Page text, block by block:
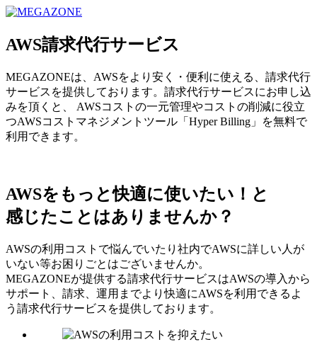
AWS請求代行サービス
MEGAZONEは、AWSをより安く・便利に使える、請求代行
サービスを提供しております。請求代行サービスにお申し込
みを頂くと、 AWSコストの一元管理やコストの削減に役立
つAWSコストマネジメントツール「Hyper Billing」を無料で
利用できます。
AWSをもっと快適に使いたい！と
感じたことはありませんか？
AWSの利用コストで悩んでいたり社内でAWSに詳しい人が
いない等お困りごとはございませんか。
MEGAZONEが提供する請求代行サービスはAWSの導入から
サポート、請求、運用までより快適にAWSを利用できるよ
う請求代行サービスを提供しております。